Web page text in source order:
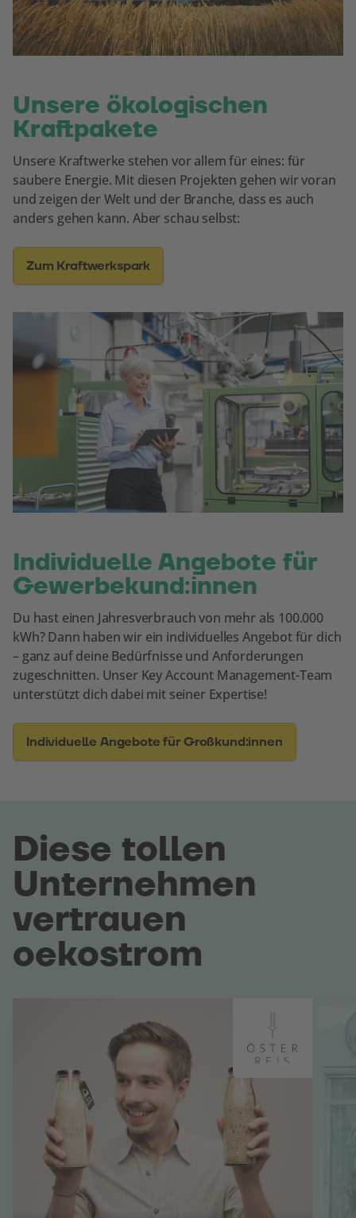
Unsere ökologischen
Kraftpakete
Unsere Kraftwerke stehen vor allem für eines: für
saubere Energie. Mit diesen Projekten gehen wir voran
und zeigen der Welt und der Branche, dass es auch
anders gehen kann. Aber schau selbst:
Zum Kraftwerkspark
Individuelle Angebote für
Gewerbekund:innen
Du hast einen Jahresverbrauch von mehr als 100.000
kWh? Dann haben wir ein individuelles Angebot für dich
– ganz auf deine Bedürfnisse und Anforderungen
zugeschnitten. Unser Key Account Management-Team
unterstützt dich dabei mit seiner Expertise!
Individuelle Angebote für Großkund:innen
Diese tollen
Unternehmen
vertrauen
oekostrom